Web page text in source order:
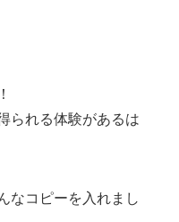
られる体験があるは
なコピーを入れまし